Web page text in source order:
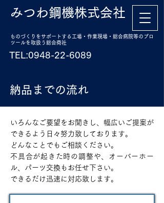
みつわ鋼機株式会社
ものづくりをサポートする工場・作業現場・総合病院等のプロ
ツールを取扱う総合商社
TEL:0948-22-6089
納品までの流れ
​いろんなご要望をお聞きし、幅広いご提案が
できるよう日々努力致しております。
どんなことでもご相談ください。
不具合が起きた時の調整や、オーバーホー
ル、パーツ交換もお任せ下さい。
できるだけ迅速に対応致します。